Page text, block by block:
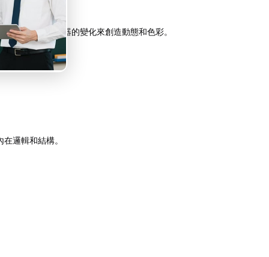
，如何利用配器的變化來創造動態和色彩。
邏輯和結構。